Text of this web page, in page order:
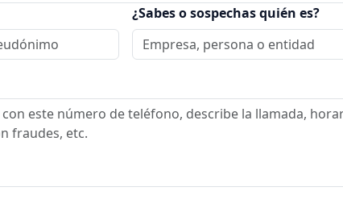
¿Sabes o sospechas quién es?